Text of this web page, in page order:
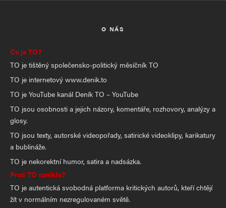
O NÁS
Co je TO?
TO je tištěný společensko-politický měsíčník TO
TO je internetový www.denik.to
TO je YouTube kanál Deník TO – YouTube
TO jsou osobnosti a jejich názory, komentáře, rozhovory, analýzy a
glosy.
TO jsou texty, autorské videopořady, satirické videoklipy, karikatury
a bublináže.
TO je nekorektní humor, satira a nadsázka.
Proč TO vzniklo?
TO je autentická svobodná platforma kritických autorů, kteří chtějí
žít v normálním nezregulovaném světě.